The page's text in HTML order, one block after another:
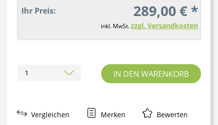
Ihr Preis: 289,00 € *
inkl. MwSt.zzgl. Versandkosten
IN DEN WARENKORB
Vergleichen Merken Bewerten